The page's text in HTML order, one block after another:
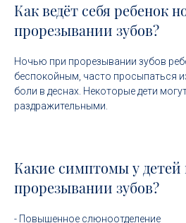
Как ведёт себя ребенок
прорезывании зубов?
Ночью при прорезывании зубов
беспокойным, часто просыпаться
боли в деснах. Некоторые дети
раздражительными.
Какие симптомы у детей
прорезывании зубов?
- Повышенное слюноотделение